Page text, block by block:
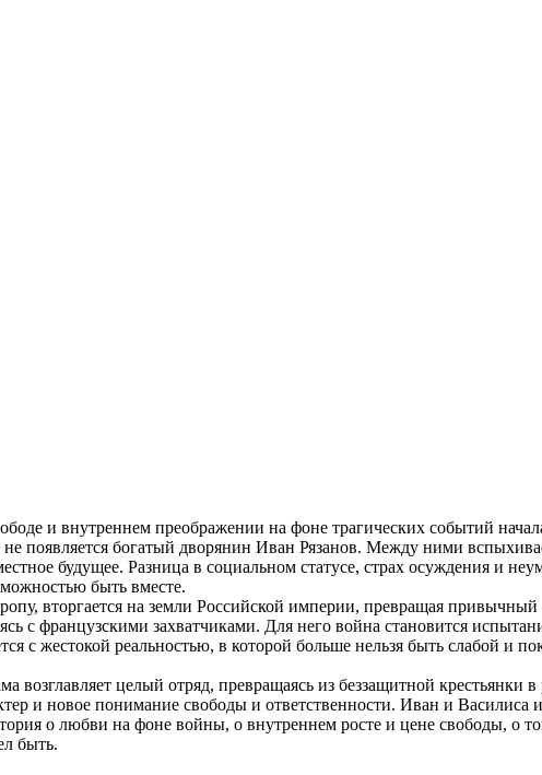
и внутреннем преображении на фоне трагических событий
появляется богатый дворянин Иван Рязанов. Между ними
будущее. Разница в социальном статусе, страх осуждения и
быть вместе.
вторгается на земли Российской империи, превращая привычный
с французскими захватчиками. Для него война становится
с жестокой реальностью, в которой больше нельзя быть слабой и
возглавляет целый отряд, превращаясь из беззащитной
и новое понимание свободы и ответственности. Иван и Василиса
о любви на фоне войны, о внутреннем росте и цене свободы, о
быть.